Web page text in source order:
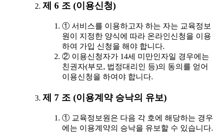
제 6 조 (이용신청)
① 서비스를 이용하고자 하는 자는 교육정보
원이 지정한 양식에 따라 온라인신청을 이용
하여 가입 신청을 해야 합니다.
② 이용신청자가 14세 미만인자일 경우에는
친권자(부모, 법정대리인 등)의 동의를 얻어
이용신청을 하여야 합니다.
제 7 조 (이용계약 승낙의 유보)
① 교육정보원은 다음 각 호에 해당하는 경우
에는 이용계약의 승낙을 유보할 수 있습니다.